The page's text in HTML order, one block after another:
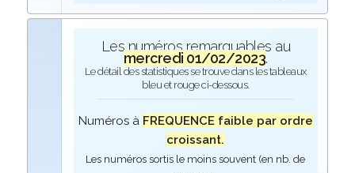
Les numéros remarquables au
mercredi 01/02/2023.
Le détail des statistiques se trouve dans les tableaux
bleu et rouge ci-dessous.
Numéros à FREQUENCE faible par ordre
croissant.
Les numéros sortis le moins souvent (en nb. de